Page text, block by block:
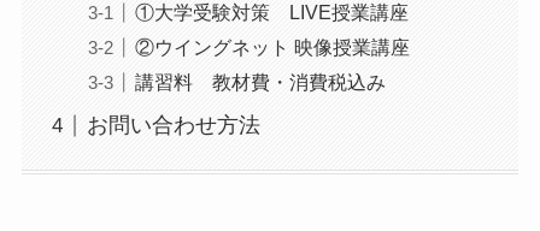
①大学受験対策 LIVE授業講座
②ウイングネット 映像授業講座
講習料 教材費・消費税込み
お問い合わせ方法